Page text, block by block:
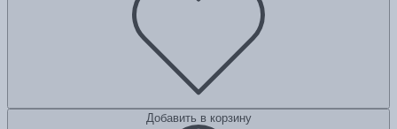
Добавить в корзину